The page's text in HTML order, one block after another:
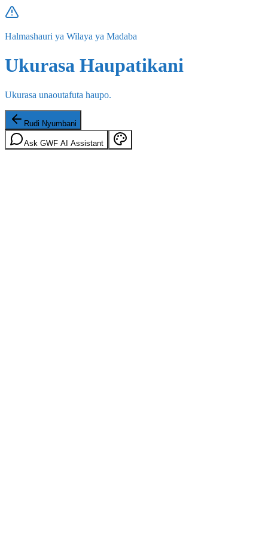
Halmashauri ya Wilaya ya Madaba
Ukurasa Haupatikani
Ukurasa unaoutafuta haupo.
Rudi Nyumbani
Ask GWF AI Assistant